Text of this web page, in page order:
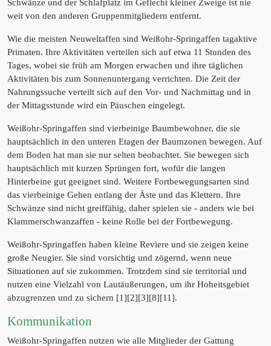
Schwänze und der Schlafplatz im Geflecht kleiner Zweige ist nie
weit von den anderen Gruppenmitgliedern entfernt.
Wie die meisten Neuweltaffen sind Weißohr-Springaffen tagaktive
Primaten. Ihre Aktivitäten verteilen sich auf etwa 11 Stunden des
Tages, wobei sie früh am Morgen erwachen und ihre täglichen
Aktivitäten bis zum Sonnenuntergang verrichten. Die Zeit der
Nahrungssuche verteilt sich auf den Vor- und Nachmittag und in
der Mittagsstunde wird ein Päuschen eingelegt.
Weißohr-Springaffen sind vierbeinige Baumbewohner, die sie
hauptsächlich in den unteren Etagen der Baumzonen bewegen. Auf
dem Boden hat man sie nur selten beobachtet. Sie bewegen sich
hauptsächlich mit kurzen Sprüngen fort, wofür die langen
Hinterbeine gut geeignet sind. Weitere Fortbewegungsarten sind
das vierbeinige Gehen entlang der Äste und das Klettern. Ihre
Schwänze sind nicht greiffähig, daher spielen sie - anders wie bei
Klammerschwanzaffen - keine Rolle bei der Fortbewegung.
Weißohr-Springaffen haben kleine Reviere und sie zeigen keine
große Neugier. Sie sind vorsichtig und zögernd, wenn neue
Situationen auf sie zukommen. Trotzdem sind sie territorial und
nutzen eine Vielzahl von Lautäußerungen, um ihr Hoheitsgebiet
abzugrenzen und zu sichern [1][2][3][8][11].
Kommunikation
Weißohr-Springaffen nutzen wie alle Mitglieder der Gattung